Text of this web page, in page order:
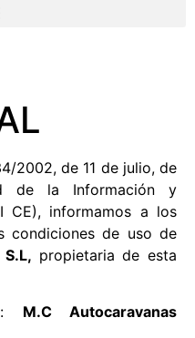
2002, de 11 de julio, de
de la Información y
CE), informamos a los
condiciones de uso de
propietaria de esta
M.C Autocaravanas